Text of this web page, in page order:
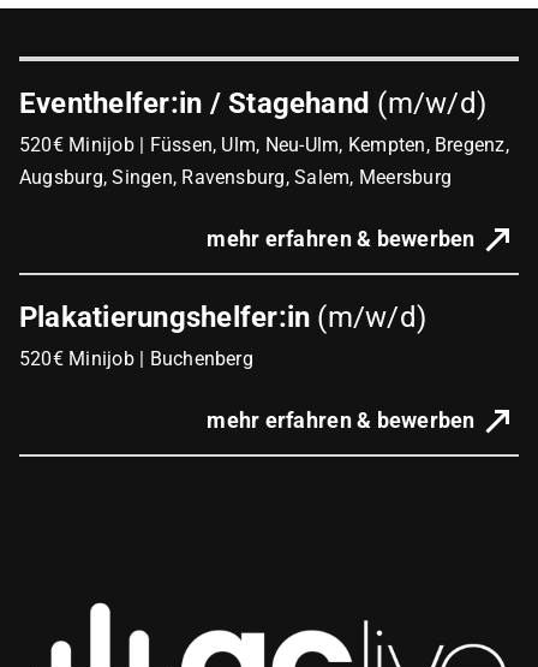
Eventhelfer:in / Stagehand (m/w/d)
520€ Minijob | Füssen, Ulm, Neu-Ulm, Kempten, Bregenz,
Augsburg, Singen, Ravensburg, Salem, Meersburg
mehr erfahren & bewerben
Plakatierungshelfer:in (m/w/d)
520€ Minijob | Buchenberg
mehr erfahren & bewerben